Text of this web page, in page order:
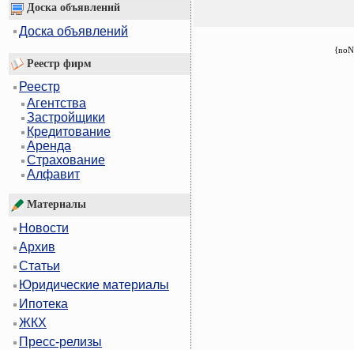
Доска объявлений
Доска объявлений
Реестр фирм
Реестр
Агентства
Застройщики
Кредитование
Аренда
Страхование
Алфавит
Материалы
Новости
Архив
Статьи
Юридические материалы
Ипотека
ЖКХ
Пресс-релизы